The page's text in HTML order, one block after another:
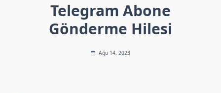
Telegram Abone
Gönderme Hilesi
Ağu 14, 2023